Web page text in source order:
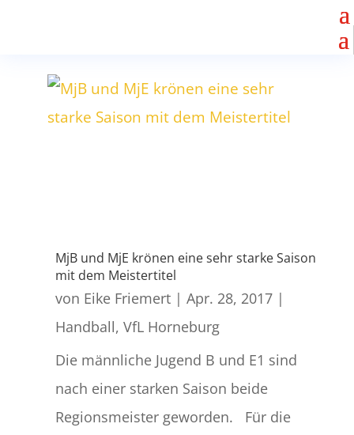
MjB und MjE krönen eine sehr starke Saison
mit dem Meistertitel
von Eike Friemert| Apr. 28, 2017|
Handball, VfL Horneburg
Die männliche Jugend B und E1 sind
nach einer starken Saison beide
Regionsmeister geworden. Für die